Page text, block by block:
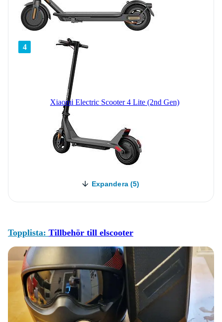
4
Xiaomi Electric Scooter 4 Lite (2nd Gen)
Expandera (5)
Topplista: Tillbehör till elscooter